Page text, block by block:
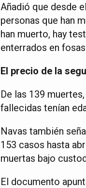
Añadió que desde
personas que han
han muerto, hay
enterrados en
El precio de la
De las 139
fallecidas tenían
Navas también
153 casos hasta
muertas bajo
El documento